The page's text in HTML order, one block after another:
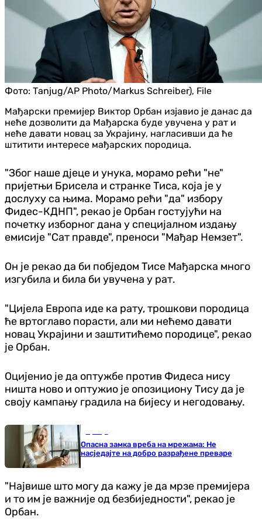
Фото: Таnjug/AP Photo/Markus Schreiber), File
Мађарски премијер Виктор Орбан изјавио је данас да
неће дозволити да Мађарска буде увучена у рат и
неће давати новац за Украјину, нагласивши да ће
штитити интересе мађарских породица.
"Због наше дјеце и унука, морамо рећи "не"
пријетњи Брисела и странке Тиса, која је у
дослуху са њима. Морамо рећи "да" избору
Фидес-КДНП", рекао је Орбан гостујући на
почетку изборног дана у специјалном издању
емисије "Сат правде", преноси "Мађар Немзет".
Он је рекао да би побједом Тисе Мађарска много
изгубила и била би увучена у рат.
"Цијела Европа иде ка рату, трошкови породица
ће вртоглаво порасти, али ми нећемо давати
новац Украјини и заштитићемо породице", рекао
је Орбан.
Оцијенио је да оптужбе против Фидеса нису
ништа ново и оптужио је опозициону Тису да је
своју кампању градила на бијесу и негодовању.
Опасна замка вреба на мрежама: Не
насједајте на добро разрађене преваре
"Највише што могу да кажу је да мрзе премијера
и то им је важније од безбиједности", рекао је
Орбан.